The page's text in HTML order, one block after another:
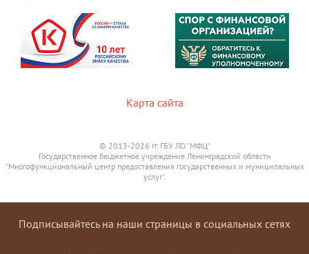
Карта сайта
© 2013-2026 гг. ГБУ ЛО "МФЦ"
Государственное бюджетное учреждение Ленинградской области
"Многофункциональный центр предоставления государственных и муниципальных
услуг".
Подписывайтесь на наши страницы в социальных сетях